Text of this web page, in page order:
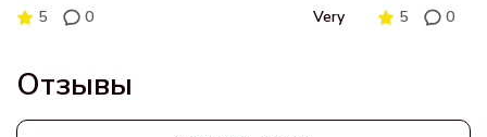
5
0 Very
5
0
Отзывы